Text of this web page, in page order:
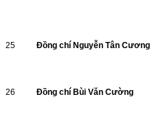
25 Đồng chí Nguyễn Tân Cương
26 Đồng chí Bùi Văn Cường